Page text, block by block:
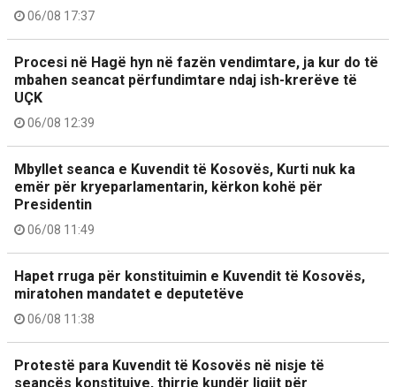
06/08 17:37
Procesi në Hagë hyn në fazën vendimtare, ja kur do të
mbahen seancat përfundimtare ndaj ish-krerëve të
UÇK
06/08 12:39
Mbyllet seanca e Kuvendit të Kosovës, Kurti nuk ka
emër për kryeparlamentarin, kërkon kohë për
Presidentin
06/08 11:49
Hapet rruga për konstituimin e Kuvendit të Kosovës,
miratohen mandatet e deputetëve
06/08 11:38
Protestë para Kuvendit të Kosovës në nisje të
seancës konstituive, thirrje kundër ligjit për